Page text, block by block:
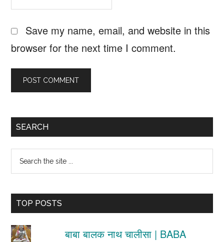
Save my name, email, and website in this
browser for the next time I comment.
Primary
SEARCH
Search
the
site
...TOP POSTS
बाबा बालक नाथ चालीसा | BABA